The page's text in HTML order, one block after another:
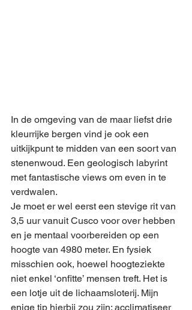
In de omgeving van de maar liefst drie
kleurrijke bergen vind je ook een
uitkijkpunt te midden van een soort van
stenenwoud. Een geologisch labyrint
met fantastische views om even in te
verdwalen.
Je moet er wel eerst een stevige rit van
3,5 uur vanuit Cusco voor over hebben
en je mentaal voorbereiden op een
hoogte van 4980 meter. En fysiek
misschien ook, hoewel hoogteziekte
niet enkel ‘onfitte’ mensen treft. Het is
een lotje uit de lichaamsloterij. Mijn
enige tip hierbij zou zijn: acclimatiseer